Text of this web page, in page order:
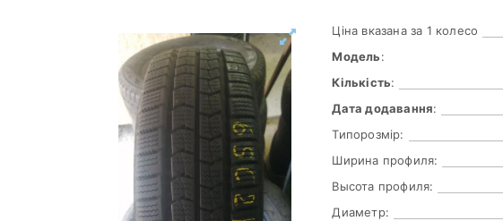
Ціна вказана за 1 колесо
Модель:
Кількість:
Дата додавання:
Типорозмір:
Ширина профиля:
Высота профиля:
Диаметр: